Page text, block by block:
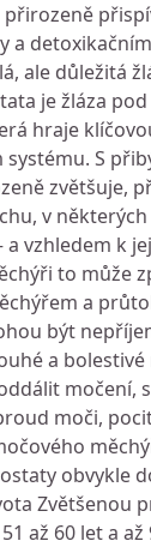
přirozeně
a
ale důležitá
je žláza
hraje
S
zvětšuje,
v
a vzhledem k
to může
a
být
a
močení,
moči,
obvykle
Zvětšenou
až 60 let a